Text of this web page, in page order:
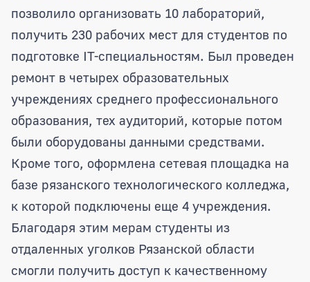
позволило организовать 10 лабораторий,
получить 230 рабочих мест для студентов по
подготовке IT-специальностям. Был проведен
ремонт в четырех образовательных
учреждениях среднего профессионального
образования, тех аудиторий, которые потом
были оборудованы данными средствами.
Кроме того, оформлена сетевая площадка на
базе рязанского технологического колледжа,
к которой подключены еще 4 учреждения.
Благодаря этим мерам студенты из
отдаленных уголков Рязанской области
смогли получить доступ к качественному